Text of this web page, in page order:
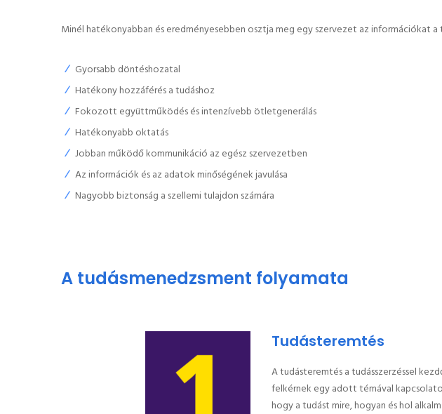
Minél hatékonyabban és eredményesebben osztja meg egy szervezet az
Gyorsabb döntéshozatal
Hatékony hozzáférés a tudáshoz
Fokozott együttműködés és intenzívebb ötletgenerálás
Hatékonyabb oktatás
Jobban működő kommunikáció az egész szervezetben
Az információk és az adatok minőségének javulása
Nagyobb biztonság a szellemi tulajdon számára
A tudásmenedzsment folyamata
Tudásteremtés
A tudásteremtés a tudásszerzéssel
felkérnek egy adott témával
hogy a tudást mire, hogyan és hol